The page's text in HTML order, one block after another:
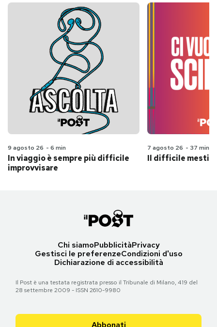
9 agosto 26 - 6 min
In viaggio è sempre più difficile
improvvisare
7 agosto 26 - 37 min
Il difficile
Chi siamoPubblicitàPrivacy
Gestisci le preferenzeCondizioni d'uso
Dichiarazione di accessibilità
Il Post è una testata registrata presso il Tribunale di Milano, 419 del
28 settembre 2009 - ISSN 2610-9980
Abbonati